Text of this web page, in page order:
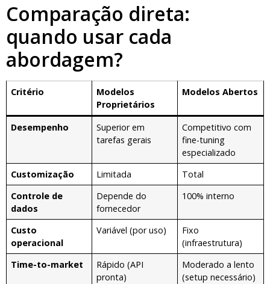
Comparação direta:
quando usar cada
abordagem?
Critério
Modelos
Proprietários
Modelos Abertos
Desempenho
Superior em
tarefas gerais
Competitivo com
fine-tuning
especializado
Customização
Limitada
Total
Controle de
dados
Depende do
fornecedor
100% interno
Custo
operacional
Variável (por uso)
Fixo
(infraestrutura)
Time-to-market
Rápido (API
pronta)
Moderado a lento
(setup necessário)